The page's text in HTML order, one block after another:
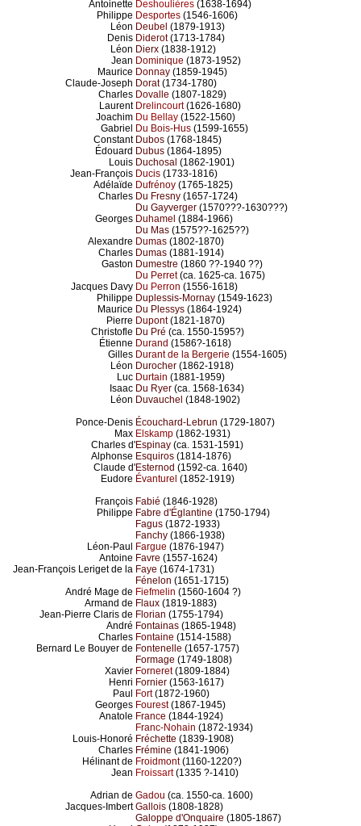
Antoinette Deshoulières (1638-1694)
Philippe Desportes (1546-1606)
Léon Deubel (1879-1913)
Denis Diderot(1713-1784)
Léon Dierx (1838-1912)
Jean Dominique (1873-1952)
Maurice Donnay (1859-1945)
Claude-Joseph Dorat(1734-1780)
Charles Dovalle (1807-1829)
Laurent Drelincourt(1626-1680)
Joachim Du Bellay (1522-1560)
Gabriel
Du Bois-Hus (1599-1655)
Constant Dubos (1768-1845)
Édouard Dubus (1864-1895)
Louis Duchosal (1862-1901)
Jean-François Ducis (1733-1816)
Adélaïde Dufrénoy (1765-1825)
Charles Du Fresny (1657-1724)
Du Gayverger (1570???-1630???)
Georges Duhamel (1884-1966)
Du Mas (1575??-1625??)
Alexandre Dumas (1802-1870)
Charles Dumas (1881-1914)
Gaston Dumestre (1860 ??-1940 ??)
Du Perret(ca. 1625-ca. 1675)
Jacques Davy Du Perron (1556-1618)
Philippe Duplessis-Mornay (1549-1623)
Maurice Du Plessys (1864-1924)
Pierre Dupont(1821-1870)
Christofle Du Pré (ca. 1550-1595?)
Étienne Durand (1586?-1618)
Gilles Durant de la Bergerie (1554-1605)
Léon Durocher (1862-1918)
Luc Durtain (1881-1959)
Isaac Du Ryer (ca. 1568-1634)
Léon Duvauchel (1848-1902)
Ponce-Denis Écouchard-Lebrun (1729-1807)
Max Elskamp (1862-1931)
Charles d'Espinay (ca. 1531-1591)
Alphonse Esquiros (1814-1876)
Claude d'Esternod (1592-ca. 1640)
Eudore Évanturel (1852-1919)
François Fabié (1846-1928)
Philippe Fabre d'Églantine (1750-1794)
Fagus (1872-1933)
Fanchy (1866-1938)
Léon-Paul
Fargue (1876-1947)
Antoine Favre (1557-1624)
Jean-François Leriget de la Faye (1674-1731)
Fénelon (1651-1715)
André Mage de Fiefmelin (1560-1604 ?)
Armand de Flaux (1819-1883)
Jean-Pierre Claris de Florian (1755-1794)
André Fontainas (1865-1948)
Charles Fontaine (1514-1588)
Bernard Le Bouyer de Fontenelle (1657-1757)
Formage (1749-1808)
Xavier Forneret(1809-1884)
Henri Fornier (1563-1617)
Paul
Fort(1872-1960)
Georges Fourest(1867-1945)
Anatole France (1844-1924)
Franc-Nohain (1872-1934)
Louis-Honoré Fréchette (1839-1908)
Charles Frémine (1841-1906)
Hélinant de Froidmont(1160-1220?)
Jean Froissart(1335 ?-1410)
Adrian de Gadou (ca. 1550-ca. 1600)
Jacques-ImbertGallois (1808-1828)
Galoppe d'Onquaire (1805-1867)